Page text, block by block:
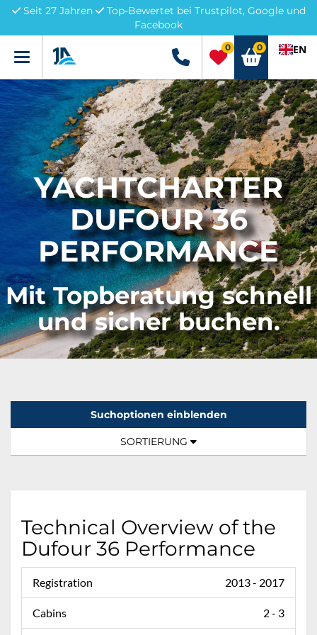
Seit 27 Jahren
Top-Bewertet bei Trustpilot, Google und
Facebook
Menü +49 5741 3222690
0 0 EN
YACHTCHARTER
DUFOUR 36
PERFORMANCE
Mit Topberatung schnell
und sicher buchen.
Suchoptionen einblenden
TOGGLE NAVIGATION
SORTIERUNG
Technical Overview of the
Dufour 36 Performance
Registration 2013 - 2017
Cabins 2 - 3